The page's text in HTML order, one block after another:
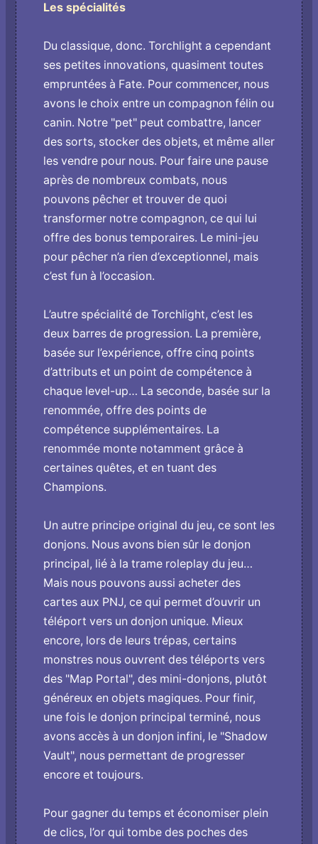
Les spécialités
Du classique, donc. Torchlight a cependant
ses petites innovations, quasiment toutes
empruntées à Fate. Pour commencer, nous
avons le choix entre un compagnon félin ou
canin. Notre "pet" peut combattre, lancer
des sorts, stocker des objets, et même aller
les vendre pour nous. Pour faire une pause
après de nombreux combats, nous
pouvons pêcher et trouver de quoi
transformer notre compagnon, ce qui lui
offre des bonus temporaires. Le mini-jeu
pour pêcher n’a rien d’exceptionnel, mais
c’est fun à l’occasion.
L’autre spécialité de Torchlight, c’est les
deux barres de progression. La première,
basée sur l’expérience, offre cinq points
d’attributs et un point de compétence à
chaque level-up… La seconde, basée sur la
renommée, offre des points de
compétence supplémentaires. La
renommée monte notamment grâce à
certaines quêtes, et en tuant des
Champions.
Un autre principe original du jeu, ce sont les
donjons. Nous avons bien sûr le donjon
principal, lié à la trame roleplay du jeu…
Mais nous pouvons aussi acheter des
cartes aux PNJ, ce qui permet d’ouvrir un
téléport vers un donjon unique. Mieux
encore, lors de leurs trépas, certains
monstres nous ouvrent des téléports vers
des "Map Portal", des mini-donjons, plutôt
généreux en objets magiques. Pour finir,
une fois le donjon principal terminé, nous
avons accès à un donjon infini, le "Shadow
Vault", nous permettant de progresser
encore et toujours.
Pour gagner du temps et économiser plein
de clics, l’or qui tombe des poches des